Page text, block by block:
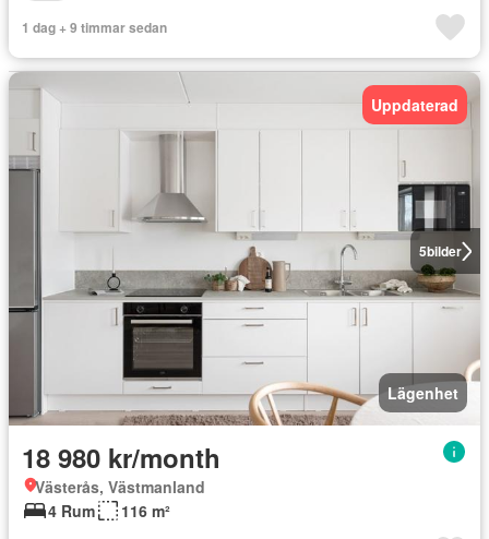
1 dag + 9 timmar sedan
5bilder
Uppdaterad
Lägenhet
18 980 kr/month
Västerås, Västmanland
4 Rum
116 m²